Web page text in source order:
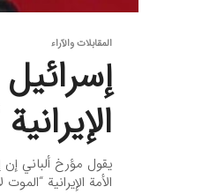
المقابلات والآراء
يقول مؤرخ ألباني إن
الأمة الإيرانية